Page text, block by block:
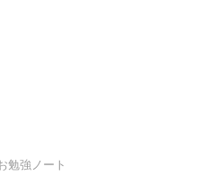
勉強ノート